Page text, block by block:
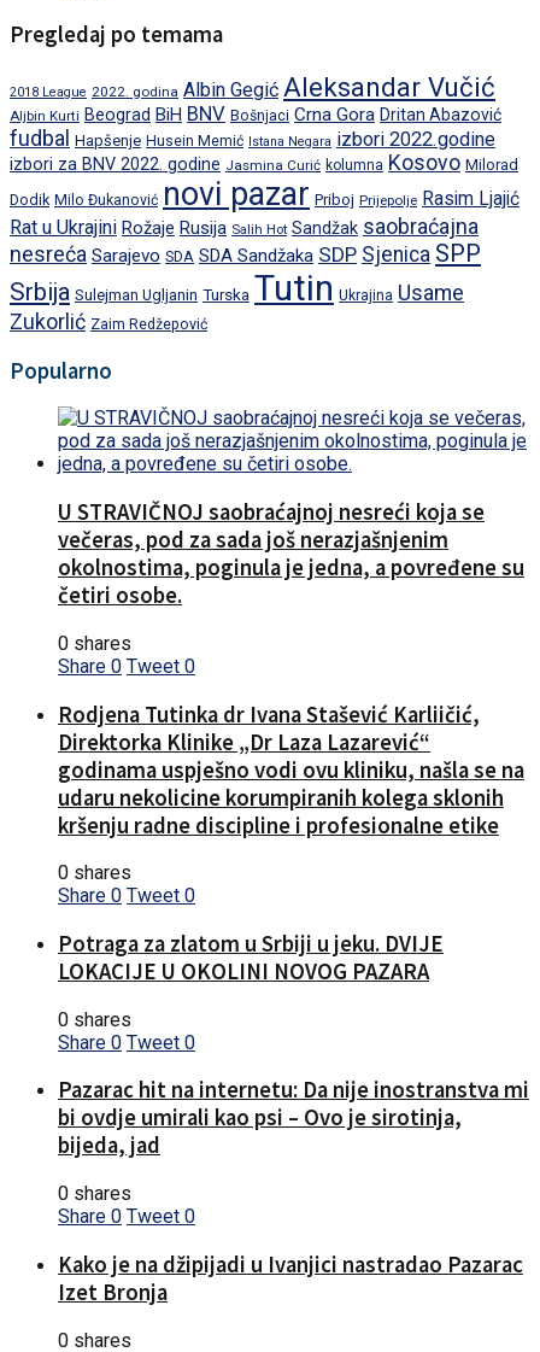
Pregledaj po temama
2018 League 2022. godina Albin Gegić Aleksandar Vučić
Aljbin Kurti Beograd BiH BNV Bošnjaci Crna Gora Dritan Abazović
fudbal Hapšenje Husein Memić Istana Negara izbori 2022.godine
izbori za BNV 2022. godine Jasmina Curić kolumna Kosovo Milorad
Dodik Milo Đukanović novi pazar Priboj Prijepolje Rasim Ljajić
Rat u Ukrajini Rožaje Rusija Salih Hot Sandžak saobraćajna
nesreća Sarajevo SDA SDA Sandžaka SDP Sjenica SPP
Srbija Sulejman Ugljanin Turska Tutin Ukrajina Usame
Zukorlić Zaim Redžepović
Popularno
U STRAVIČNOJ saobraćajnoj nesreći koja se
večeras, pod za sada još nerazjašnjenim
okolnostima, poginula je jedna, a povređene su
četiri osobe.
0 shares
Share 0 Tweet 0
Rodjena Tutinka dr Ivana Stašević Karliičić,
Direktorka Klinike „Dr Laza Lazarević“
godinama uspješno vodi ovu kliniku, našla se na
udaru nekolicine korumpiranih kolega sklonih
kršenju radne discipline i profesionalne etike
0 shares
Share 0 Tweet 0
Potraga za zlatom u Srbiji u jeku. DVIJE
LOKACIJE U OKOLINI NOVOG PAZARA
0 shares
Share 0 Tweet 0
Pazarac hit na internetu: Da nije inostranstva mi
bi ovdje umirali kao psi – Ovo je sirotinja,
bijeda, jad
0 shares
Share 0 Tweet 0
Kako je na džipijadi u Ivanjici nastradao Pazarac
Izet Bronja
0 shares